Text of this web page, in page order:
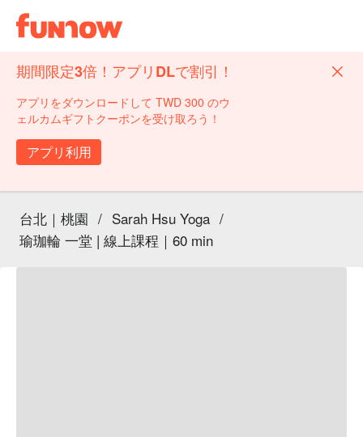
期間限定3倍！アプリDLで割引！
アプリをダウンロードして TWD 300 のウ
ェルカムギフトクーポンを受け取ろう！
アプリ利用
台北｜桃園 / Sarah Hsu Yoga /
瑜珈輪 一堂 | 線上課程｜60 min